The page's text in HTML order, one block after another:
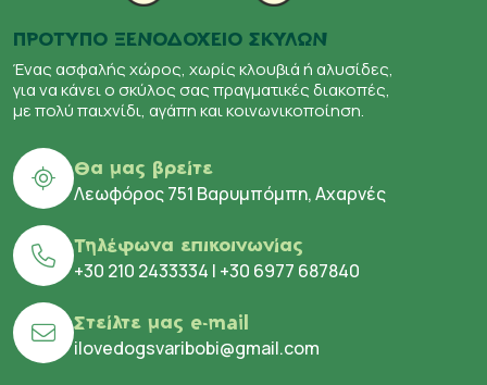
ΠΡΟΤΥΠΟ ΞΕΝΟΔΟΧΕΙΟ ΣΚΥΛΩΝ
Ένας ασφαλής χώρος, χωρίς κλουβιά ή αλυσίδες,
για να κάνει ο σκύλος σας πραγματικές διακοπές,
με πολύ παιχνίδι, αγάπη και κοινωνικοποίηση.
Θα μας βρείτε
Λεωφόρος 751 Βαρυμπόμπη, Αχαρνές
Τηλέφωνα επικοινωνίας
+30 210 2433334 | +30 6977 687840
Στείλτε μας e-mail
ilovedogsvaribobi@gmail.com